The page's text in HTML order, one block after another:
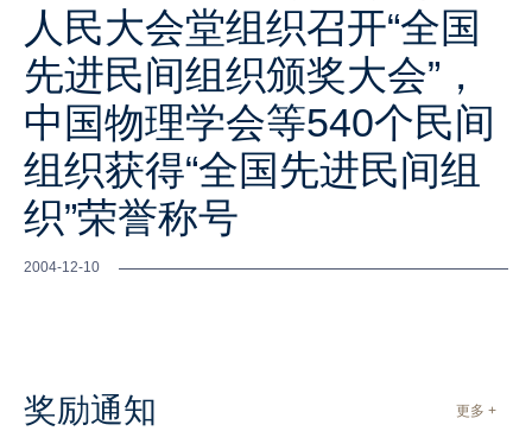
人民大会堂组织召开“全国
先进民间组织颁奖大会”，
中国物理学会等540个民间
组织获得“全国先进民间组
织”荣誉称号
2004-12-10
奖励通知 更多 +